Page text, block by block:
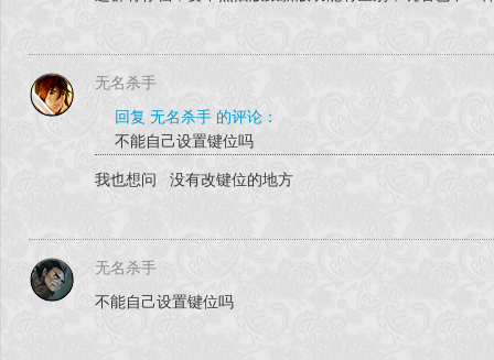
无名杀手
回复 无名杀手 的评论：
不能自己设置键位吗
我也想问 没有改键位的地方
无名杀手
不能自己设置键位吗